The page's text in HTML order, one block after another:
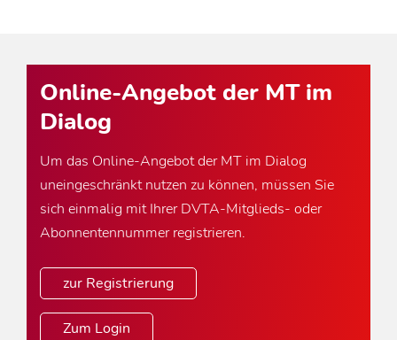
Online-Angebot der MT im
Dialog
Um das Online-Angebot der MT im Dialog
uneingeschränkt nutzen zu können, müssen Sie
sich einmalig mit Ihrer DVTA-Mitglieds- oder
Abonnentennummer registrieren.
zur Registrierung
Zum Login